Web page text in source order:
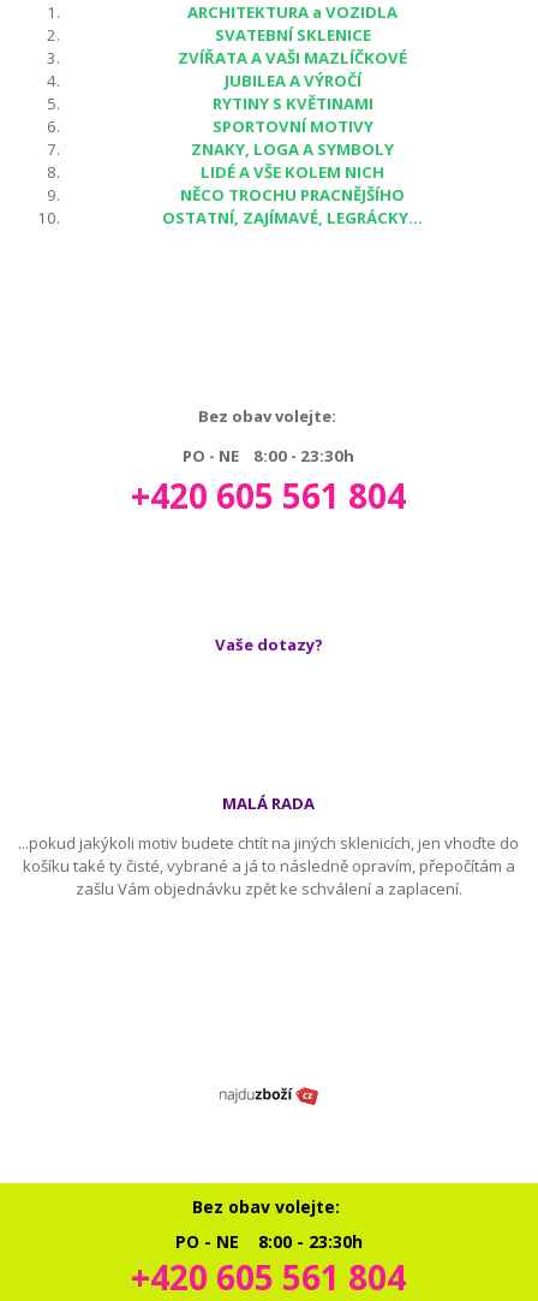
ARCHITEKTURA a VOZIDLA
SVATEBNÍ SKLENICE
ZVÍŘATA A VAŠI MAZLÍČKOVÉ
JUBILEA A VÝROČÍ
RYTINY S KVĚTINAMI
SPORTOVNÍ MOTIVY
ZNAKY, LOGA A SYMBOLY
LIDÉ A VŠE KOLEM NICH
NĚCO TROCHU PRACNĚJŠÍHO
OSTATNÍ, ZAJÍMAVÉ, LEGRÁCKY...
Bez obav volejte:
PO - NE 8:00 - 23:30h
+420 605 561 804
Vaše dotazy?
MALÁ RADA
...pokud jakýkoli motiv budete chtít na jiných sklenicích, jen vhoďte do
košíku také ty čisté, vybrané a já to následně opravím, přepočítám a
zašlu Vám objednávku zpět ke schválení a zaplacení.
Bez obav volejte:
PO - NE 8:00 - 23:30h
+420 605 561 804